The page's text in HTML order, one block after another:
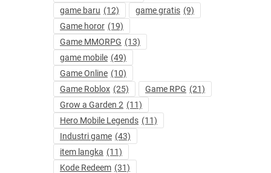
game baru (12) game gratis (9)
Game horor (19)
Game MMORPG (13)
game mobile (49)
Game Online (10)
Game Roblox (25) Game RPG (21)
Grow a Garden 2 (11)
Hero Mobile Legends (11)
Industri game (43)
item langka (11)
Kode Redeem (31)